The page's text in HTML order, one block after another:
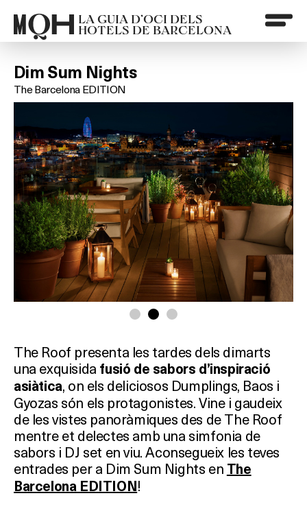
LA GUIA D’OCI DELS
HOTELS DE BARCELONA
Dim Sum Nights
The Barcelona EDITION
The Roof presenta les tardes dels dimarts
una exquisida fusió de sabors d’inspiració
asiàtica, on els deliciosos Dumplings, Baos i
Gyozas són els protagonistes. Vine i gaudeix
de les vistes panoràmiques des de The Roof
mentre et delectes amb una simfonia de
sabors i DJ set en viu. Aconsegueix les teves
entrades per a Dim Sum Nights en The
Barcelona EDITION !